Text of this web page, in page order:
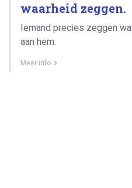
waarheid zeggen.
Iemand precies zeggen
aan hem.
Meer info